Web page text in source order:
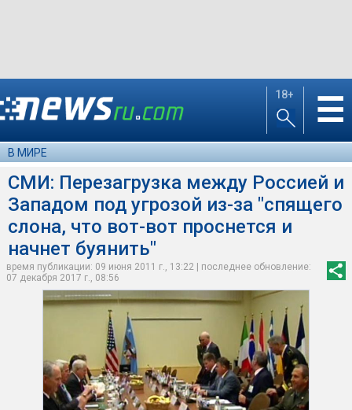
18+ ☰
В МИРЕ
СМИ: Перезагрузка между Россией и
Западом под угрозой из-за "спящего
слона, что вот-вот проснется и
начнет буянить"
время публикации: 09 июня 2011 г., 13:22 | последнее обновление:
07 декабря 2017 г., 08:56